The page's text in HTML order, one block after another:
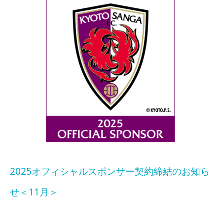
2025オフィシャルスポンサー契約締結のお知ら
せ＜11月＞